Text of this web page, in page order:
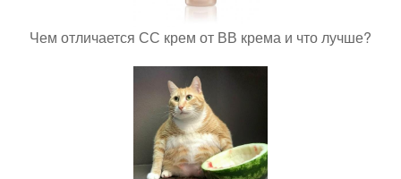
Чем отличается СС крем от ВВ крема и что лучше?